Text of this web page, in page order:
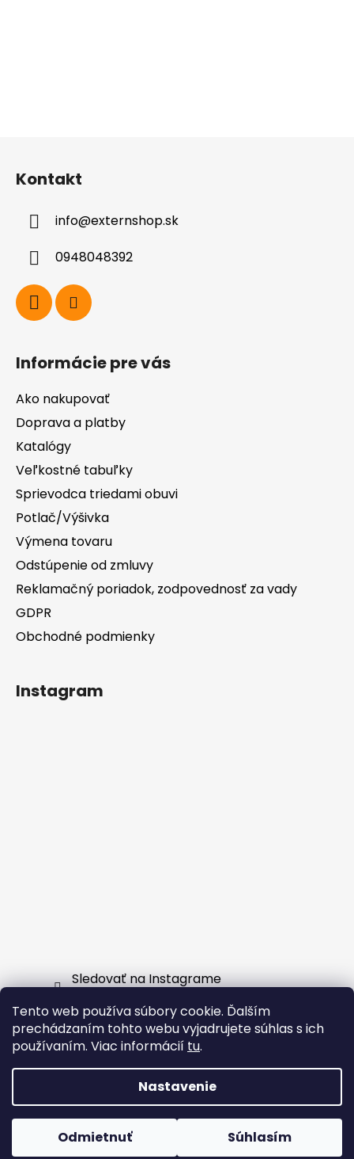
Tento web používa súbory cookie. Ďalším
prechádzaním tohto webu vyjadrujete súhlas s ich
používaním. Viac informácií tu.
Nastavenie
Odmietnuť Súhlasím
Kontakt
info@externshop.sk
0948048392
Informácie pre vás
Ako nakupovať
Doprava a platby
Katalógy
Veľkostné tabuľky
Sprievodca triedami obuvi
Potlač/Výšivka
Výmena tovaru
Odstúpenie od zmluvy
Reklamačný poriadok, zodpovednosť za vady
GDPR
Obchodné podmienky
Instagram
Sledovať na Instagrame
Facebook
Vytvoril Shoptet
Copyright 2026EXTERNSHOP.SK. Všetky práva